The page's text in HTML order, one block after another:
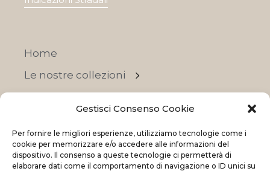
Gestisci Consenso Cookie
Per fornire le migliori esperienze, utilizziamo tecnologie come i
cookie per memorizzare e/o accedere alle informazioni del
dispositivo. Il consenso a queste tecnologie ci permetterà di
elaborare dati come il comportamento di navigazione o ID unici su
Home
Le nostre collezioni
OFFERTE